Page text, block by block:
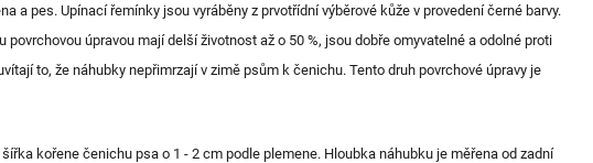
a pes. Upínací řemínky jsou vyráběny z prvotřídní výběrové kůže v provedení černé barvy.
úpravou mají delší životnost až o 50 %, jsou dobře omyvatelné a odolné proti
to, že náhubky nepřimrzají v zimě psům k čenichu. Tento druh povrchové úpravy je
kořene čenichu psa o 1 - 2 cm podle plemene. Hloubka náhubku je měřena od zadní